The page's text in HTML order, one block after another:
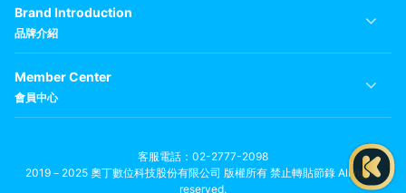
Brand Introduction
品牌介紹
Member Center
會員中心
客服電話
02-2777-2098
2019－2025 奧丁數位科技股份有限公司 版權所有 禁止轉貼節錄 All rights
reserved.